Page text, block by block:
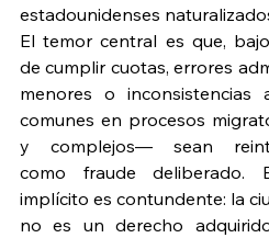
estadounidenses
El temor central es que,
de cumplir cuotas, errores
menores o inconsistencias
comunes en procesos
y complejos— sean
como fraude deliberado.
implícito es contundente: la
no es un derecho